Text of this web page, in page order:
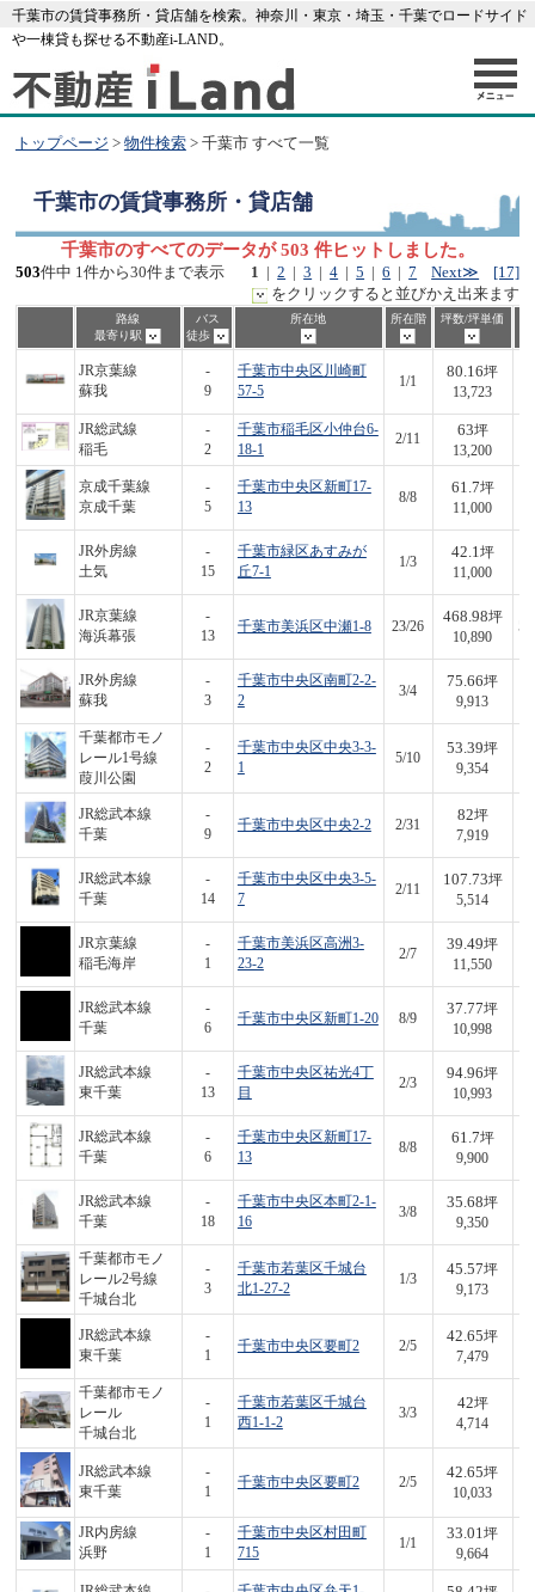
千葉市の賃貸事務所・貸店舗を検索。神奈川・東京・埼玉・千葉でロードサイド
や一棟貸も探せる不動産i-LAND。
トップページ > 物件検索> 千葉市 すべて一覧
千葉市の賃貸事務所・貸店舗
千葉市のすべてのデータが 503 件ヒットしました。
1 |2 |3 |4 |5 |6 |7 Next≫ [17]
503件中 1件から30件まで表示
をクリックすると並びかえ出来ます
路線
最寄り駅
バス
徒歩
所在地 所在階 坪数/坪単価
JR京葉線
蘇我
-
9
千葉市中央区川崎町
57-5
1/1
80.16坪
13,723
JR総武線
稲毛
-
2
千葉市稲毛区小仲台6-
18-1
2/11
63坪
13,200
京成千葉線
京成千葉
-
5
千葉市中央区新町17-
13
8/8
61.7坪
11,000
JR外房線
土気
-
15
千葉市緑区あすみが
丘7-1
1/3
42.1 坪
11,000
JR京葉線
海浜幕張
-
13
千葉市美浜区中瀬1-8 23/26
468.98坪
10,890
JR外房線
蘇我
-
3
千葉市中央区南町2-2-
2
3/4
75.66坪
9,913
千葉都市モノ
レール1号線
葭川公園
-
2
千葉市中央区中央3-3-
1
5/10
53.39坪
9,354
JR総武本線
千葉
-
9
千葉市中央区中央2-2 2/31
82坪
7,919
JR総武本線
千葉
-
14
千葉市中央区中央3-5-
7
2/11
107.73坪
5,514
JR京葉線
稲毛海岸
-
1
千葉市美浜区高洲3-
23-2
2/7
39.49坪
11,550
JR総武本線
千葉
-
6
千葉市中央区新町1-20 8/9
37.77坪
10,998
JR総武本線
東千葉
-
13
千葉市中央区祐光4丁
目
2/3
94.96坪
10,993
JR総武本線
千葉
-
6
千葉市中央区新町17-
13
8/8
61.7坪
9,900
JR総武本線
千葉
-
18
千葉市中央区本町2-1-
16
3/8
35.68坪
9,350
千葉都市モノ
レール2号線
千城台北
-
3
千葉市若葉区千城台
北1-27-2
1/3
45.57坪
9,173
JR総武本線
東千葉
-
1
千葉市中央区要町2 2/5
42.65坪
7,479
千葉都市モノ
レール
千城台北
-
1
千葉市若葉区千城台
西1-1-2
3/3
42坪
4,714
JR総武本線
東千葉
-
1
千葉市中央区要町2 2/5
42.65坪
10,033
JR内房線
浜野
-
1
千葉市中央区村田町
715
1/1
33.01坪
9,664